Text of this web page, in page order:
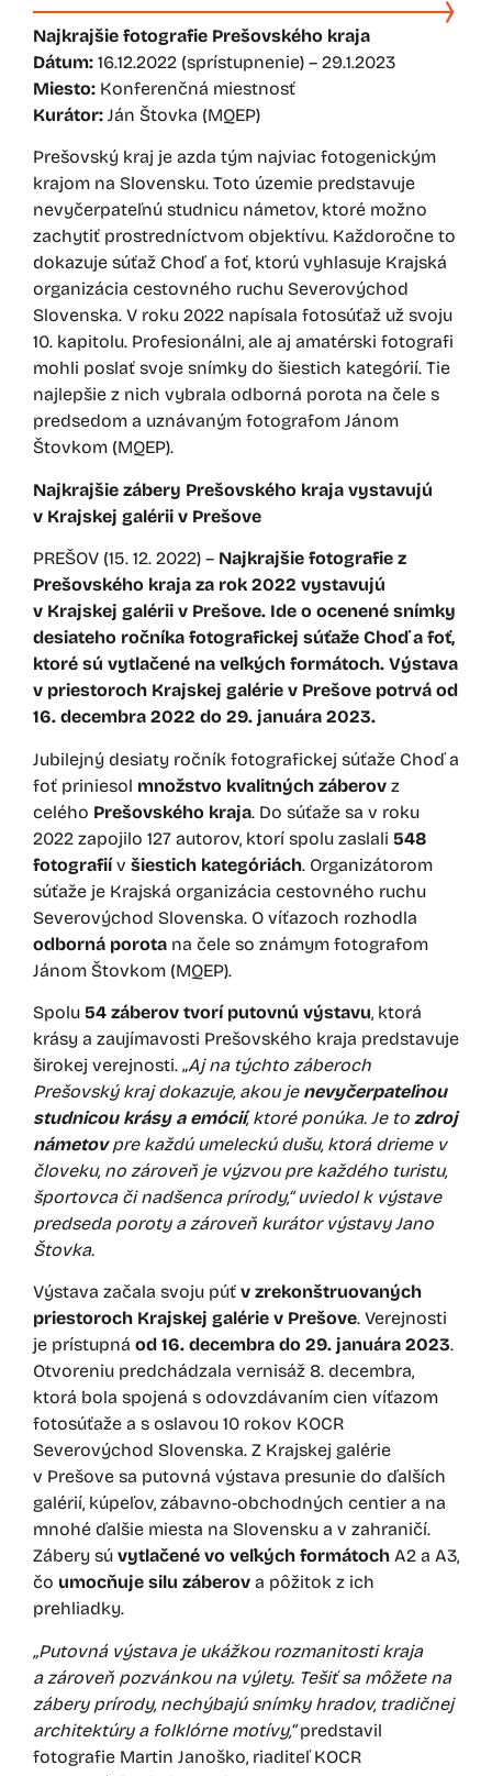
Najkrajšie fotografie Prešovského kraja
Dátum: 16.12.2022 (sprístupnenie) – 29.1.2023
Miesto: Konferenčná miestnosť
Kurátor: Ján Štovka (MQEP)
Prešovský kraj je azda tým najviac fotogenickým
krajom na Slovensku. Toto územie predstavuje
nevyčerpateľnú studnicu námetov, ktoré možno
zachytiť prostredníctvom objektívu. Každoročne to
dokazuje súťaž Choď a foť, ktorú vyhlasuje Krajská
organizácia cestovného ruchu Severovýchod
Slovenska. V roku 2022 napísala fotosúťaž už svoju
10. kapitolu. Profesionálni, ale aj amatérski fotografi
mohli poslať svoje snímky do šiestich kategórií. Tie
najlepšie z nich vybrala odborná porota na čele s
predsedom a uznávaným fotografom Jánom
Štovkom (MQEP).
Najkrajšie zábery Prešovského kraja vystavujú
v Krajskej galérii v Prešove
PREŠOV (15. 12. 2022) – Najkrajšie fotografie z
Prešovského kraja za rok 2022 vystavujú
v Krajskej galérii v Prešove. Ide o ocenené snímky
desiateho ročníka fotografickej súťaže Choď a foť,
ktoré sú vytlačené na veľkých formátoch. Výstava
v priestoroch Krajskej galérie v Prešove potrvá od
16. decembra 2022 do 29. januára 2023.
Jubilejný desiaty ročník fotografickej súťaže Choď a
foť priniesol množstvo kvalitných záberov z
celého Prešovského kraja. Do súťaže sa v roku
2022 zapojilo 127 autorov, ktorí spolu zaslali 548
fotografiív šiestich kategóriách. Organizátorom
súťaže je Krajská organizácia cestovného ruchu
Severovýchod Slovenska. O víťazoch rozhodla
odborná porota na čele so známym fotografom
Jánom Štovkom (MQEP).
Spolu 54 záberov tvorí putovnú výstavu, ktorá
krásy a zaujímavosti Prešovského kraja predstavuje
širokej verejnosti. „Aj na týchto záberoch
Prešovský kraj dokazuje, akou je nevyčerpateľnou
studnicou krásy a emócií, ktoré ponúka. Je to zdroj
námetovpre každú umeleckú dušu, ktorá drieme v
človeku, no zároveň je výzvou pre každého turistu,
športovca či nadšenca prírody,“ uviedol k výstave
predseda poroty a zároveň kurátor výstavy Jano
Štovka.
Výstava začala svoju púť v zrekonštruovaných
priestoroch Krajskej galérie v Prešove. Verejnosti
je prístupná od 16. decembra do 29. januára 2023.
Otvoreniu predchádzala vernisáž 8. decembra,
ktorá bola spojená s odovzdávaním cien víťazom
fotosúťaže a s oslavou 10 rokov KOCR
Severovýchod Slovenska. Z Krajskej galérie
v Prešove sa putovná výstava presunie do ďalších
galérií, kúpeľov, zábavno-obchodných centier a na
mnohé ďalšie miesta na Slovensku a v zahraničí.
Zábery sú vytlačené vo veľkých formátoch A2 a A3,
čo umocňuje silu záberov a pôžitok z ich
prehliadky.
„Putovná výstava je ukážkou rozmanitosti kraja
a zároveň pozvánkou na výlety. Tešiť sa môžete na
zábery prírody, nechýbajú snímky hradov, tradičnej
architektúry a folklórne motívy,“predstavil
fotografie Martin Janoško, riaditeľ KOCR